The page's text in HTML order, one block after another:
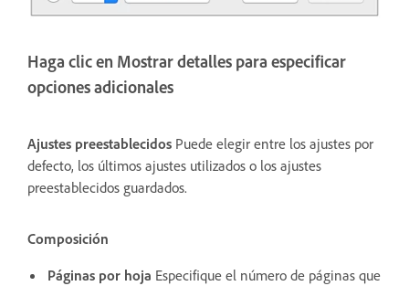
Haga clic en Mostrar detalles para especificar
opciones adicionales
Ajustes preestablecidos Puede elegir entre los ajustes por
defecto, los últimos ajustes utilizados o los ajustes
preestablecidos guardados.
Composición
Páginas por hoja Especifique el número de páginas que